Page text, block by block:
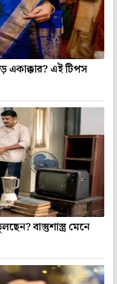
একাক্কার? এই টিপস
বাস্তুশাস্ত্র মেনে